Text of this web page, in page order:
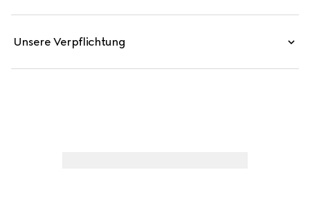
Unsere Verpflichtung